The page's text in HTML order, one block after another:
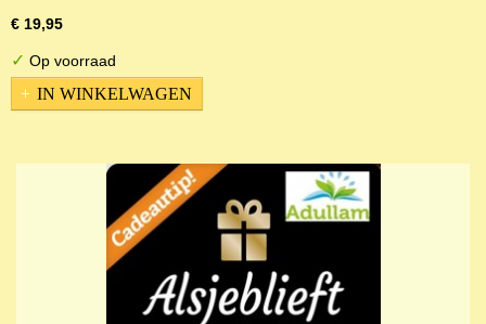
€ 19,95
✓ Op voorraad
IN WINKELWAGEN